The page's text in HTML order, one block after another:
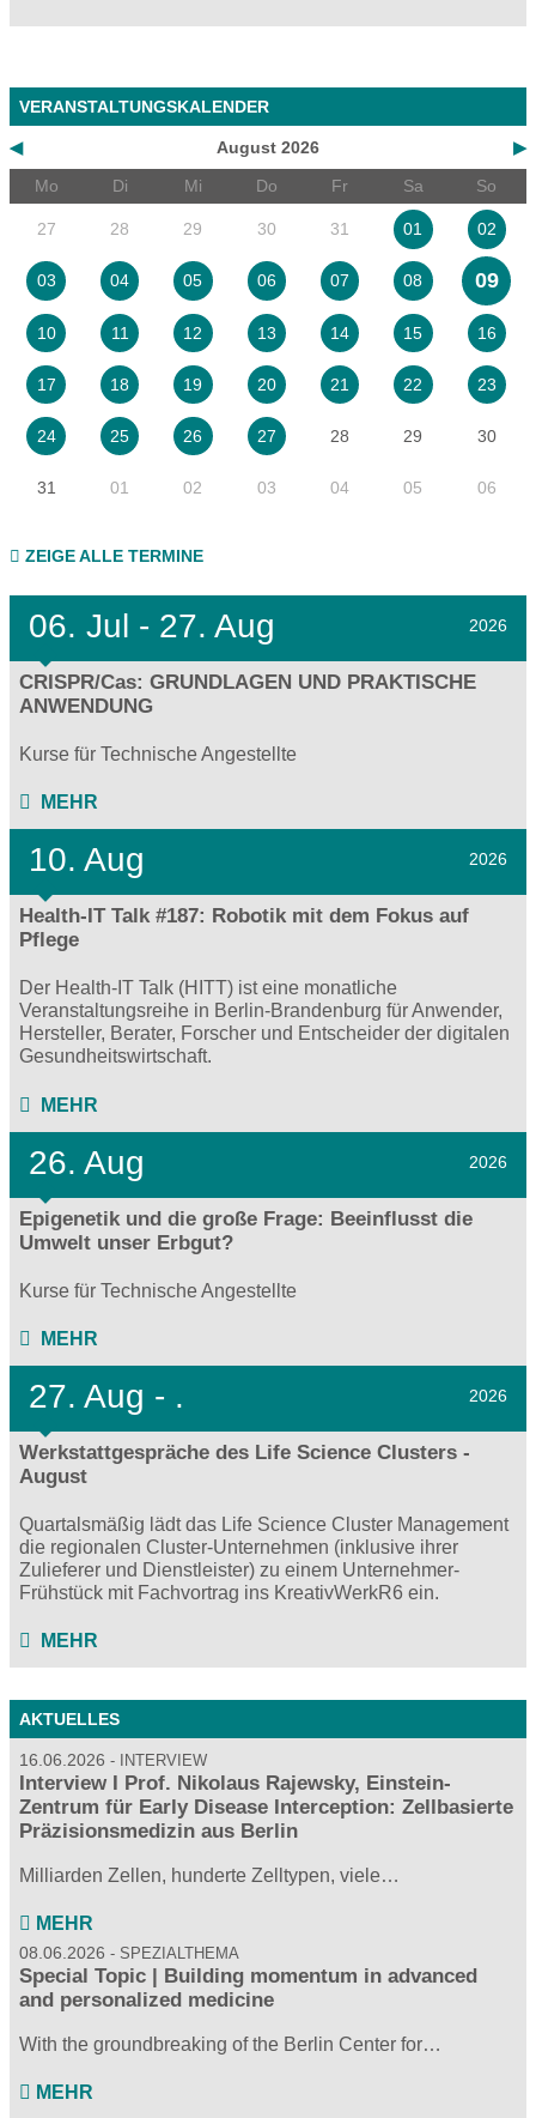
VERANSTALTUNGSKALENDER
◀ ▶
August 2026
Mo
Di Mi Do Fr Sa So
27 28 29 30 31 01 02
03 04 05 06 07 08 09
10 11 12 13 14 15 16
17 18 19 20 21 22 23
24 25 26 27 28 29 30
31 01 02 03 04 05 06
ZEIGE ALLE TERMINE
06. Jul - 27. Aug 2026
CRISPR/Cas: GRUNDLAGEN UND PRAKTISCHE
ANWENDUNG
Kurse für Technische Angestellte
MEHR
10. Aug 2026
Health-IT Talk #187: Robotik mit dem Fokus auf
Pflege
Der Health-IT Talk (HITT) ist eine monatliche
Veranstaltungsreihe in Berlin-Brandenburg für Anwender,
Hersteller, Berater, Forscher und Entscheider der digitalen
Gesundheitswirtschaft.
MEHR
26. Aug 2026
Epigenetik und die große Frage: Beeinflusst die
Umwelt unser Erbgut?
Kurse für Technische Angestellte
MEHR
27. Aug - . 2026
Werkstattgespräche des Life Science Clusters -
August
Quartalsmäßig lädt das Life Science Cluster Management
die regionalen Cluster-Unternehmen (inklusive ihrer
Zulieferer und Dienstleister) zu einem Unternehmer-
Frühstück mit Fachvortrag ins KreativWerkR6 ein.
MEHR
AKTUELLES
16.06.2026 INTERVIEW
Interview I Prof. Nikolaus Rajewsky, Einstein-
Zentrum für Early Disease Interception: Zellbasierte
Präzisionsmedizin aus Berlin
Milliarden Zellen, hunderte Zelltypen, viele…
MEHR
08.06.2026 SPEZIALTHEMA
Special Topic | Building momentum in advanced
and personalized medicine
With the groundbreaking of the Berlin Center for…
MEHR